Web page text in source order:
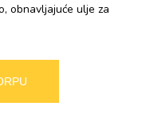
obnavljajuće ulje za